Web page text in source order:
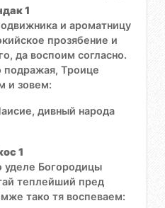
1
и ароматницу
прозябение и
да воспоим согласно.
Троице
и зовем:
дивный народа
1
уделе Богородицы
теплейший пред
тако тя воспеваем: